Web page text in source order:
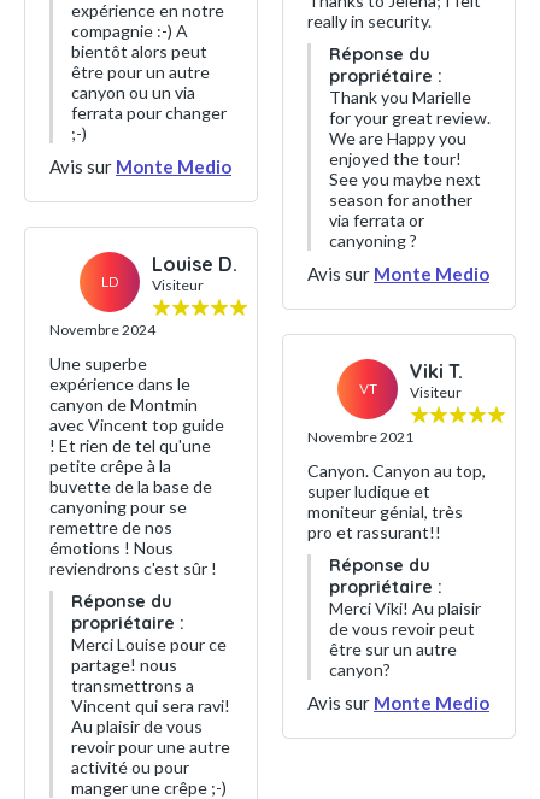
expérience en notre
compagnie :-) A
bientôt alors peut
être pour un autre
canyon ou un via
ferrata pour changer
;-)
Avis sur Monte Medio
LD
Louise D.
Visiteur
Novembre 2024
Une superbe
expérience dans le
canyon de Montmin
avec Vincent top guide
! Et rien de tel qu'une
petite crêpe à la
buvette de la base de
canyoning pour se
remettre de nos
émotions ! Nous
reviendrons c'est sûr !
Réponse du
propriétaire :
Merci Louise pour ce
partage! nous
transmettrons a
Vincent qui sera ravi!
Au plaisir de vous
revoir pour une autre
activité ou pour
manger une crêpe ;-)
really in security.
Réponse du
propriétaire :
Thank you Marielle
for your great review.
We are Happy you
enjoyed the tour!
See you maybe next
season for another
via ferrata or
canyoning ?
Avis sur Monte Medio
VT
Viki T.
Visiteur
Novembre 2021
Canyon. Canyon au top,
super ludique et
moniteur génial, très
pro et rassurant!!
Réponse du
propriétaire :
Merci Viki! Au plaisir
de vous revoir peut
être sur un autre
canyon?
Avis sur Monte Medio